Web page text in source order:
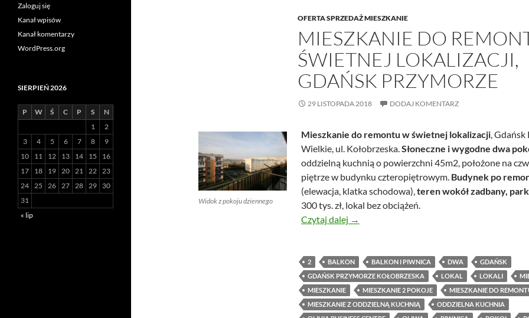
OFERTA SPRZEDAŻ MIESZKANIE
MIESZKANIE DO
ŚWIETNEJ LOKALIZACJI,
GDAŃSK PRZYMORZE
29 LISTOPADA 2018 DODAJ KOMENTARZ
Widok z pokoju dziennego
Mieszkanie do remontu w świetnej lokalizacji, Gdańsk
Wielkie, ul. Kołobrzeska.Słoneczne i wygodne dwa
oddzielną kuchnią o powierzchni 45m2, położone na
piętrze w budynku czteropiętrowym. Budynek po
(elewacja, klatka schodowa),teren wokół zadbany,
300 tys. zł, lokal bez obciążeń.
Czytaj dalej Mieszkanie do remontu w świetnej
→
2 BALKON BALKON I PIWNICA DWA
GDAŃSK
GDAŃSK PRZYMORZE KOŁOBRZESKA
LOKAL LOKALI
MIESZKANIE
MIESZKANIE 2 POKOJE
MIESZKANIE DO
MIESZKANIE Z ODDZIELNĄ KUCHNIĄ
ODDZIELNA KUCHNIA
Zaloguj się
Kanał wpisów
Kanał komentarzy
WordPress.org
SIERPIEŃ 2026
P W Ś C P S
N
1
2
3
4 5 6 7 8
9
10
11 12 13 14 15
16
17
18 19 20 21 22 23
24 25 26 27 28 29
30
31
« lip